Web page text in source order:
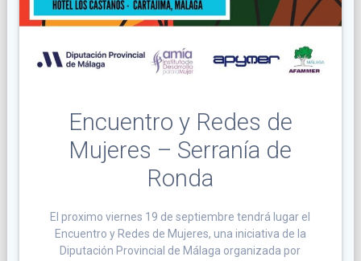
Encuentro y Redes de
Mujeres – Serranía de
Ronda
El proximo viernes 19 de septiembre tendrá lugar el
Encuentro y Redes de Mujeres, una iniciativa de la
Diputación Provincial de Málaga organizada por